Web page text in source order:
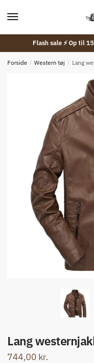
Flash sale ⚡ Op til
Forside / Western tøj / Lang
Lang
744,00 kr.